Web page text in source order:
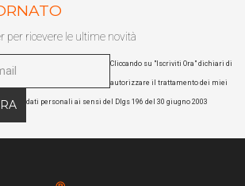
per ricevere le ultime novità
Cliccando su "Iscriviti Ora" dichiari di
autorizzare il trattamento dei miei
dati personali ai sensi del Dlgs 196 del 30 giugno 2003